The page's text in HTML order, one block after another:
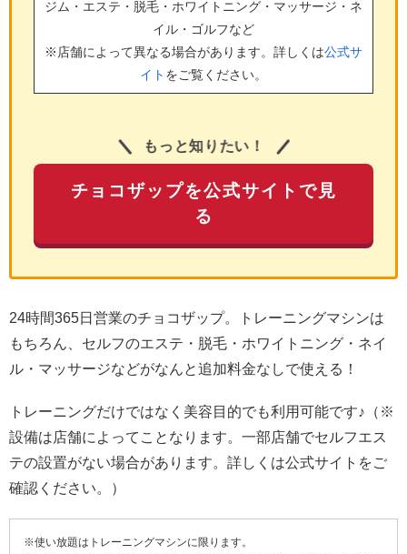
ジム・エステ・脱毛・ホワイトニング・マッサージ・ネ
イル・ゴルフなど
※店舗によって異なる場合があります。詳しくは公式サ
イト をご覧ください。
もっと知りたい！
チョコザップを公式サイトで見
る
24時間365日営業のチョコザップ。トレーニングマシンは
もちろん、セルフのエステ・脱毛・ホワイトニング・ネイ
ル・マッサージなどがなんと追加料金なしで使える！
トレーニングだけではなく美容目的でも利用可能です♪（※
設備は店舗によってことなります。一部店舗でセルフエス
テの設置がない場合があります。詳しくは公式サイトをご
確認ください。）
※使い放題はトレーニングマシンに限ります。